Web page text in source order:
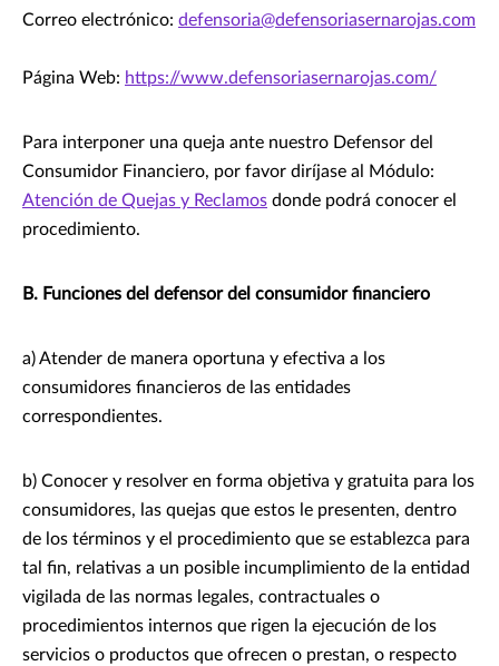
Correo electrónico: defensoria@defensoriasernarojas.com
Página Web: https://www.defensoriasernarojas.com/
Para interponer una queja ante nuestro Defensor del
Consumidor Financiero, por favor diríjase al Módulo:
Atención de Quejas y Reclamos donde podrá conocer el
procedimiento.
B. Funciones del defensor del consumidor financiero
a) Atender de manera oportuna y efectiva a los
consumidores financieros de las entidades
correspondientes.
b) Conocer y resolver en forma objetiva y gratuita para los
consumidores, las quejas que estos le presenten, dentro
de los términos y el procedimiento que se establezca para
tal fin, relativas a un posible incumplimiento de la entidad
vigilada de las normas legales, contractuales o
procedimientos internos que rigen la ejecución de los
servicios o productos que ofrecen o prestan, o respecto